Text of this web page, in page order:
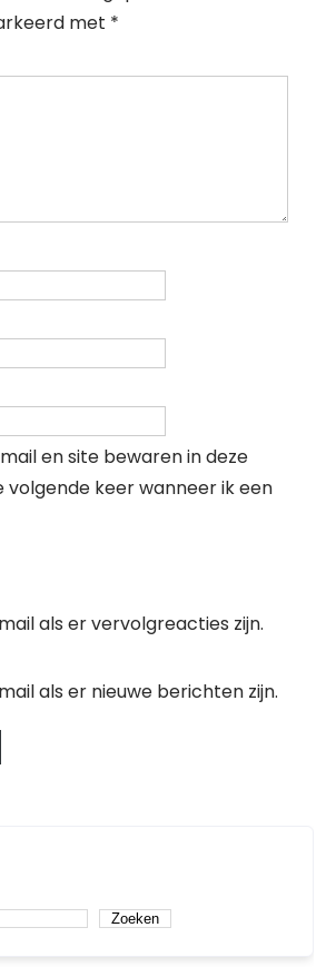
met *
en site bewaren in deze
volgende keer wanneer ik een
als er vervolgreacties zijn.
als er nieuwe berichten zijn.
Zoeken